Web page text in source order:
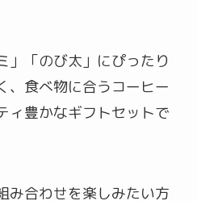
」「のび太」にぴったり
、食べ物に合うコーヒー
ィ豊かなギフトセットで
み合わせを楽しみたい方